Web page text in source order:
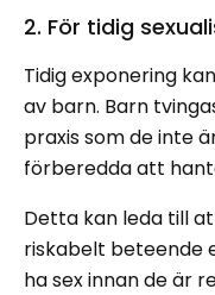
2. För tidig
Tidig exponering
av barn. Barn
praxis som de inte
förberedda att
Detta kan leda till
riskabelt beteende
ha sex innan de är